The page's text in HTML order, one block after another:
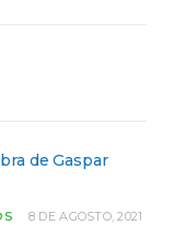
de Gaspar
8 DE AGOSTO, 2021